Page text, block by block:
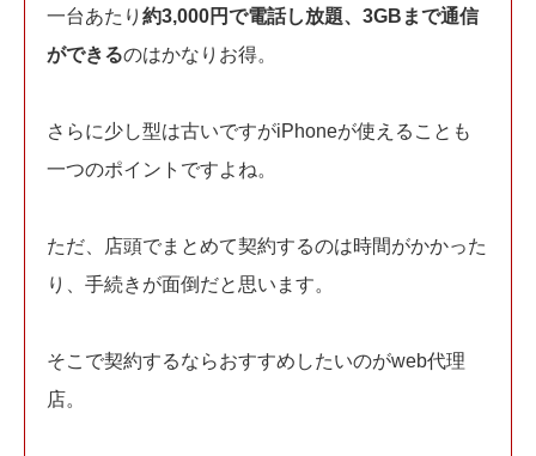
一台あたり 約3,000円で電話し放題、3GBまで通信
ができるのはかなりお得。
さらに少し型は古いですがiPhoneが使えることも
一つのポイントですよね。
ただ、店頭でまとめて契約するのは時間がかかった
り、手続きが面倒だと思います。
そこで契約するならおすすめしたいのがweb代理
店。